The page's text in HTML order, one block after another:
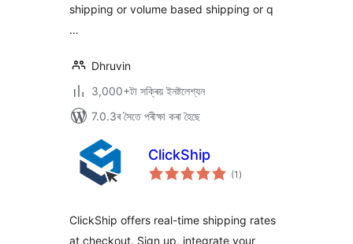
Rate Shipping and
shipping or volume based shipping or q
…
Dhruvin
3,000+টা সক্ৰিয় ইনষ্টলেশ্যন
7.0.3ৰ সৈতে পৰীক্ষা কৰা হৈছে
ClickShip
(1 টা
মুঠ)
ClickShip offers real-time shipping rates
at checkout. Sign up, integrate your